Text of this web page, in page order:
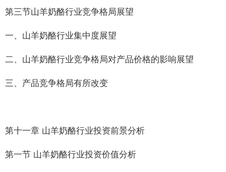
第三节山羊奶酪行业竞争格局展望
一、山羊奶酪行业集中度展望
二、山羊奶酪行业竞争格局对产品价格的影响展望
三、产品竞争格局有所改变
第十一章 山羊奶酪行业投资前景分析
第一节 山羊奶酪行业投资价值分析